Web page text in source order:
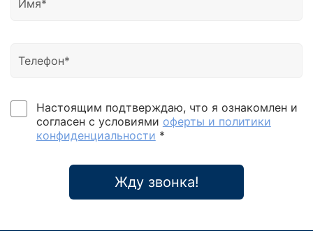
Настоящим подтверждаю, что я ознакомлен и
согласен с условиями оферты и политики
конфиденциальности *
Жду звонка!